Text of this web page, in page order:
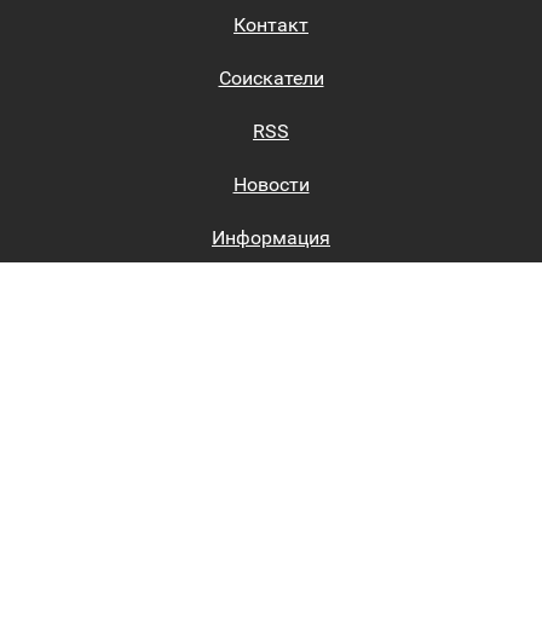
Контакт
Соискатели
RSS
Новости
Информация